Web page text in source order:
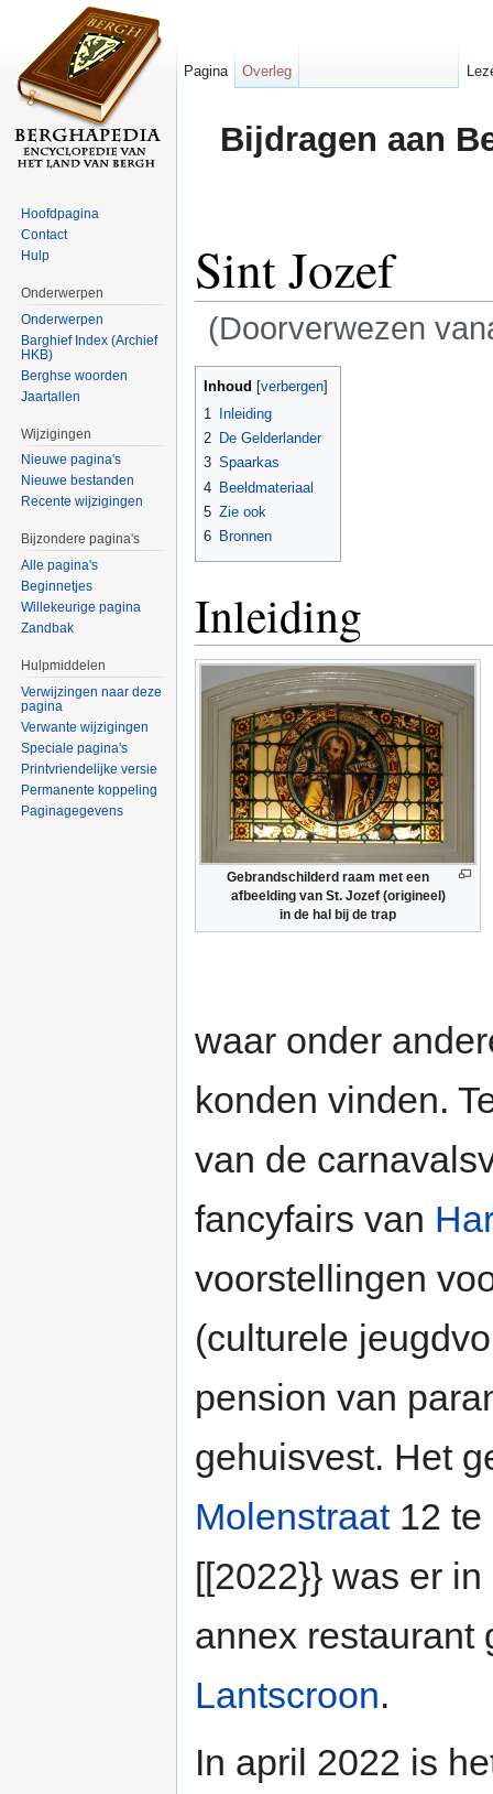
Bijdragen aan
Sint Jozef
(Doorverwezen
Inhoud [verbergen]
1
Inleiding
2 De Gelderlander
3 Spaarkas
4 Beeldmateriaal
5 Zie ook
6 Bronnen
Inleiding
Gebrandschilderd raam met een
afbeelding van St. Jozef (origineel)
in de hal bij de trap
waar onder
konden vinden.
van de
fancyfairs van
voorstellingen
(culturele
pension van
gehuisvest. Het
Molenstraat12 te
[[2022}} was er
annex restaurant
Lantscroon.
In april 2022 is
Pagina Overleg
Hoofdpagina
Contact
Hulp
Onderwerpen
Onderwerpen
Barghief Index (Archief
HKB)
Berghse woorden
Jaartallen
Wijzigingen
Nieuwe pagina's
Nieuwe bestanden
Recente wijzigingen
Bijzondere pagina's
Alle pagina's
Beginnetjes
Willekeurige pagina
Zandbak
Hulpmiddelen
Verwijzingen naar deze
pagina
Verwante wijzigingen
Speciale pagina's
Printvriendelijke versie
Permanente koppeling
Paginagegevens